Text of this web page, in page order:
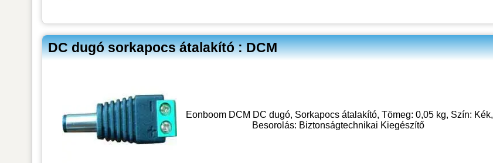
DC dugó sorkapocs átalakító : DCM
Eonboom DCM DC dugó, Sorkapocs átalakító, Tömeg: 0,05 kg, Szín: Kék,
Besorolás: Biztonságtechnikai Kiegészítő